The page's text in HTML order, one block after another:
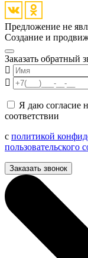
Предложение не
Создание и
Заказать обратный
Я даю согласие
соответствии
с политикой
пользовательского
Заказать звонок